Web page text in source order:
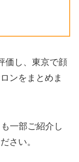
価し、東京で顔
ンをまとめま
一部ご紹介し
さい。